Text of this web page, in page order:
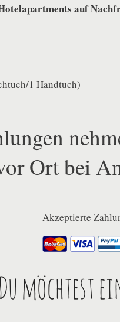
auf
1 Handtuch)
Ort bei
Akzeptierte
Du möchtest